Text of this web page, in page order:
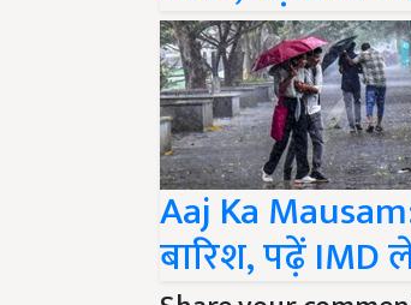
Aaj Ka
बारिश, पढ़ें IMD
Share your